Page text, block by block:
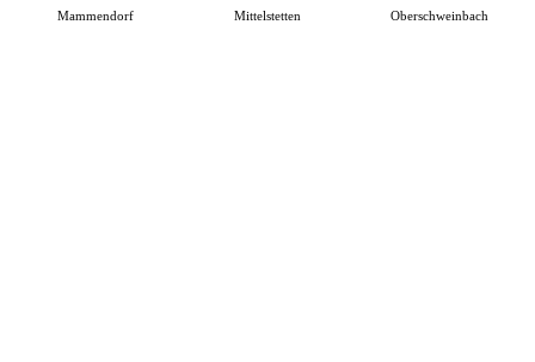
Mammendorf Mittelstetten Oberschweinbach